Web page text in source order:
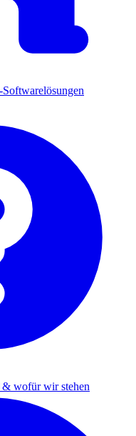
wofür wir stehen